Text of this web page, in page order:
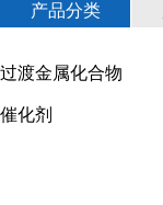
产品分类
过渡金属化合物
催化剂